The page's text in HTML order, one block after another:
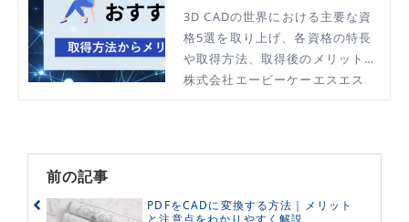
トまで徹底解説
3D CADの世界における主要な資
格5選を取り上げ、各資格の特長
や取得方法、取得後のメリットに
ついて詳しく解説します。
株式会社エービーケーエスエス
前の記事
PDFをCADに変換する方法｜メリット